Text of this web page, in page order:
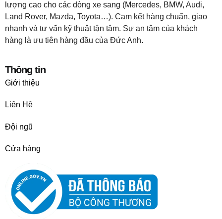
lượng cao cho các dòng xe sang (Mercedes, BMW, Audi,
Land Rover, Mazda, Toyota…). Cam kết hàng chuẩn, giao
nhanh và tư vấn kỹ thuật tận tâm. Sự an tâm của khách
hàng là ưu tiên hàng đầu của Đức Anh.
Thông tin
Giới thiệu
Liên Hệ
Đội ngũ
Cửa hàng